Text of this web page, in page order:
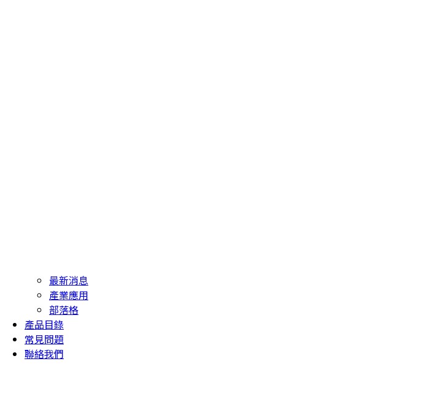
最新消息
產業應用
部落格
產品目錄
常見問題
聯絡我們